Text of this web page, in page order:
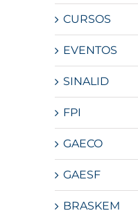
CURSOS
EVENTOS
SINALID
FPI
GAECO
GAESF
BRASKEM